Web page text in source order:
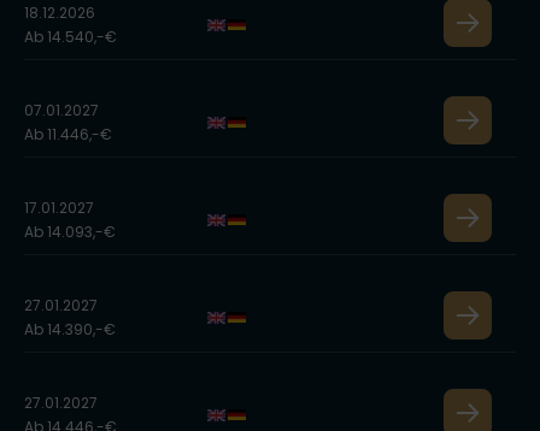
18.12.2026
Ab 14.540,-€
07.01.2027
Ab 11.446,-€
17.01.2027
Ab 14.093,-€
27.01.2027
Ab 14.390,-€
27.01.2027
Ab 14.446,-€